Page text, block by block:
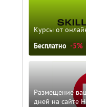
Курсы от
Бесплатно -5%
Размещение
дней на сайте